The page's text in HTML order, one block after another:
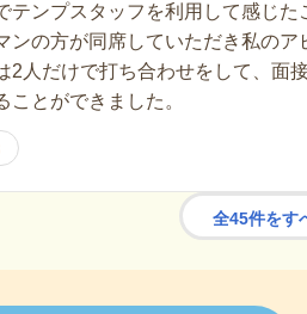
テンプスタッフを利用して感じ
ンの方が同席していただき私の
2人だけで打ち合わせをして、面
とができました。
全45件をす